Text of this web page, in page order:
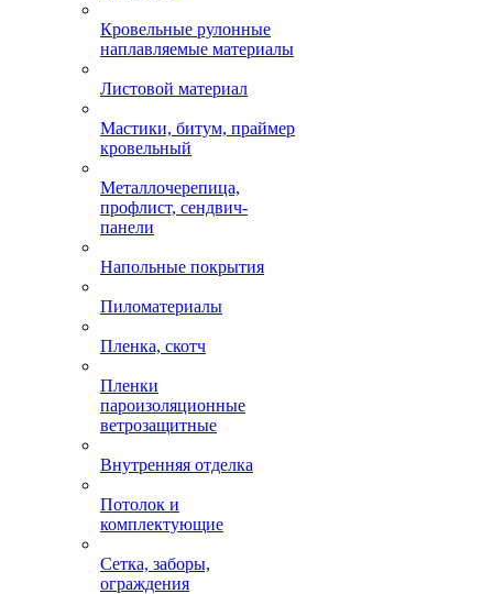
Кровельные рулонные
наплавляемые материалы
Листовой материал
Мастики, битум, праймер
кровельный
Металлочерепица,
профлист, сендвич-
панели
Напольные покрытия
Пиломатериалы
Пленка, скотч
Пленки
пароизоляционные
ветрозащитные
Внутренняя отделка
Потолок и
комплектующие
Сетка, заборы,
ограждения